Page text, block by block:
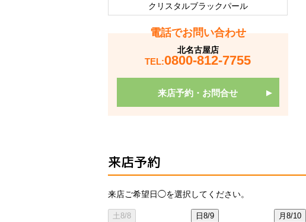
クリスタルブラックパール
電話でお問い合わせ
北名古屋店
TEL:0800-812-7755
来店予約・お問合せ
来店予約
来店ご希望日◯を選択してください。
土8/8 日8/9 月8/10